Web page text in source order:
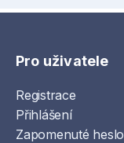
Pro uživatele
Registrace
Přihlášení
Zapomenuté heslo